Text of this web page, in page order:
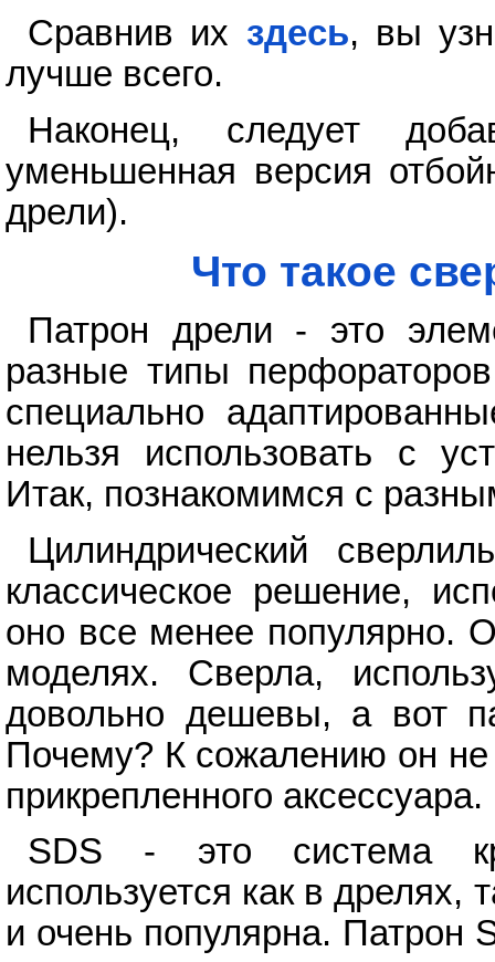
Сравнив их здесь, вы
лучше всего.
Наконец, следует
уменьшенная версия
дрели).
Что такое
Патрон дрели - это
разные типы
специально
нельзя использовать с
Итак, познакомимся с
Цилиндрический
классическое решение,
оно все менее популярно.
моделях. Сверла,
довольно дешевы, а вот
Почему? К сожалению он
прикрепленного аксессуара.
SDS - это система
используется как в дрелях,
и очень популярна. Патрон